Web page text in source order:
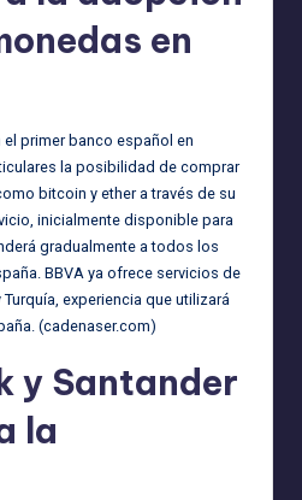
en
primer banco español en
la posibilidad de comprar
bitcoin y ether a través de su
inicialmente disponible para
gradualmente a todos los
BBVA ya ofrece servicios de
experiencia que utilizará
(cadenaser.com)
y Santander
la